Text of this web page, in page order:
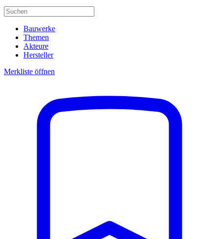
Bauwerke
Themen
Akteure
Hersteller
Merkliste öffnen